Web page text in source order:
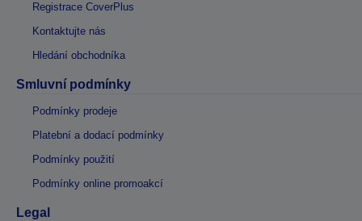
Registrace CoverPlus
Kontaktujte nás
Hledání obchodníka
Smluvní podmínky
Podmínky prodeje
Platební a dodací podmínky
Podmínky použití
Podmínky online promoakcí
Legal